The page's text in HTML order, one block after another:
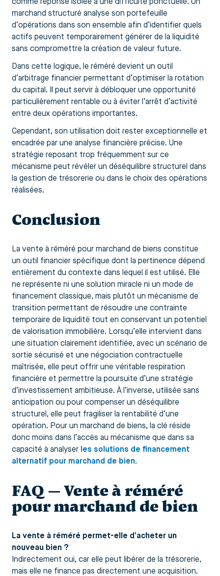
comme réponse isolée à une difficulté ponctuelle. Un
marchand structuré analyse son portefeuille
d’opérations dans son ensemble afin d’identifier quels
actifs peuvent temporairement générer de la liquidité
sans compromettre la création de valeur future.
Dans cette logique, le réméré devient un outil
d’arbitrage financier permettant d’optimiser la rotation
du capital. Il peut servir à débloquer une opportunité
particulièrement rentable ou à éviter l’arrêt d’activité
entre deux opérations importantes.
Cependant, son utilisation doit rester exceptionnelle et
encadrée par une analyse financière précise. Une
stratégie reposant trop fréquemment sur ce
mécanisme peut révéler un déséquilibre structurel dans
la gestion de trésorerie ou dans le choix des opérations
réalisées.
Conclusion
La vente à réméré pour marchand de biens constitue
un outil financier spécifique dont la pertinence dépend
entièrement du contexte dans lequel il est utilisé. Elle
ne représente ni une solution miracle ni un mode de
financement classique, mais plutôt un mécanisme de
transition permettant de résoudre une contrainte
temporaire de liquidité tout en conservant un potentiel
de valorisation immobilière. Lorsqu’elle intervient dans
une situation clairement identifiée, avec un scénario de
sortie sécurisé et une négociation contractuelle
maîtrisée, elle peut offrir une véritable respiration
financière et permettre la poursuite d’une stratégie
d’investissement ambitieuse. À l’inverse, utilisée sans
anticipation ou pour compenser un déséquilibre
structurel, elle peut fragiliser la rentabilité d’une
opération. Pour un marchand de biens, la clé réside
donc moins dans l’accès au mécanisme que dans sa
capacité à analyser les solutions de financement
alternatif pour marchand de bien.
FAQ — Vente à réméré
pour marchand de bien
La vente à réméré permet-elle d’acheter un
nouveau bien ?
Indirectement oui, car elle peut libérer de la trésorerie,
mais elle ne finance pas directement une acquisition.